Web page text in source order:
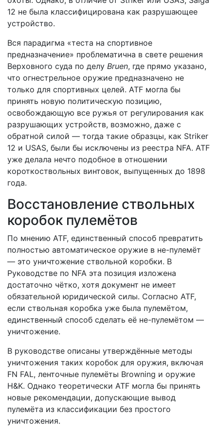
12 не была классифицирована как разрушающее
устройство.
Вся парадигма «теста на спортивное
предназначение» проблематична в свете решения
Верховного суда по делу Bruen, где прямо указано,
что огнестрельное оружие предназначено не
только для спортивных целей. ATF могла бы
принять новую политическую позицию,
освобождающую все ружья от регулирования как
разрушающих устройств, возможно, даже с
обратной силой — тогда такие образцы, как Striker
12 и USAS, были бы исключены из реестра NFA. ATF
уже делала нечто подобное в отношении
короткоствольных винтовок, выпущенных до 1898
года.
Восстановление ствольных
коробок пулемётов
По мнению ATF, единственный способ превратить
полностью автоматическое оружие в не-пулемёт
— это уничтожение ствольной коробки. В
Руководстве по NFA эта позиция изложена
достаточно чётко, хотя документ не имеет
обязательной юридической силы. Согласно ATF,
если ствольная коробка уже была пулемётом,
единственный способ сделать её не-пулемётом —
уничтожение.
В руководстве описаны утверждённые методы
уничтожения таких коробок для оружия, включая
FN FAL, ленточные пулемёты Browning и оружие
H&K. Однако теоретически ATF могла бы принять
новые рекомендации, допускающие вывод
пулемёта из классификации без простого
уничтожения.